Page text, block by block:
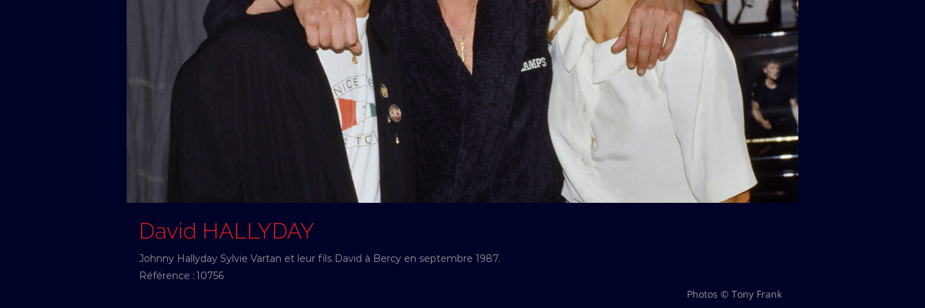
David HALLYDAY
Johnny Hallyday Sylvie Vartan et leur fils David à Bercy en septembre 1987.
Référence :10756
Photos © Tony Frank